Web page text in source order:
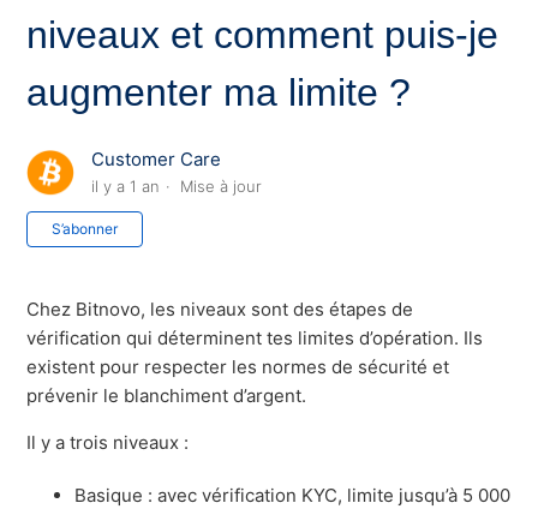
niveaux et comment puis-je
augmenter ma limite ?
Customer Care
il y a 1 an Mise à jour
S’abonner
Chez Bitnovo, les niveaux sont des étapes de
vérification qui déterminent tes limites d’opération. Ils
existent pour respecter les normes de sécurité et
prévenir le blanchiment d’argent.
Il y a trois niveaux :
Basique : avec vérification KYC, limite jusqu’à 5 000